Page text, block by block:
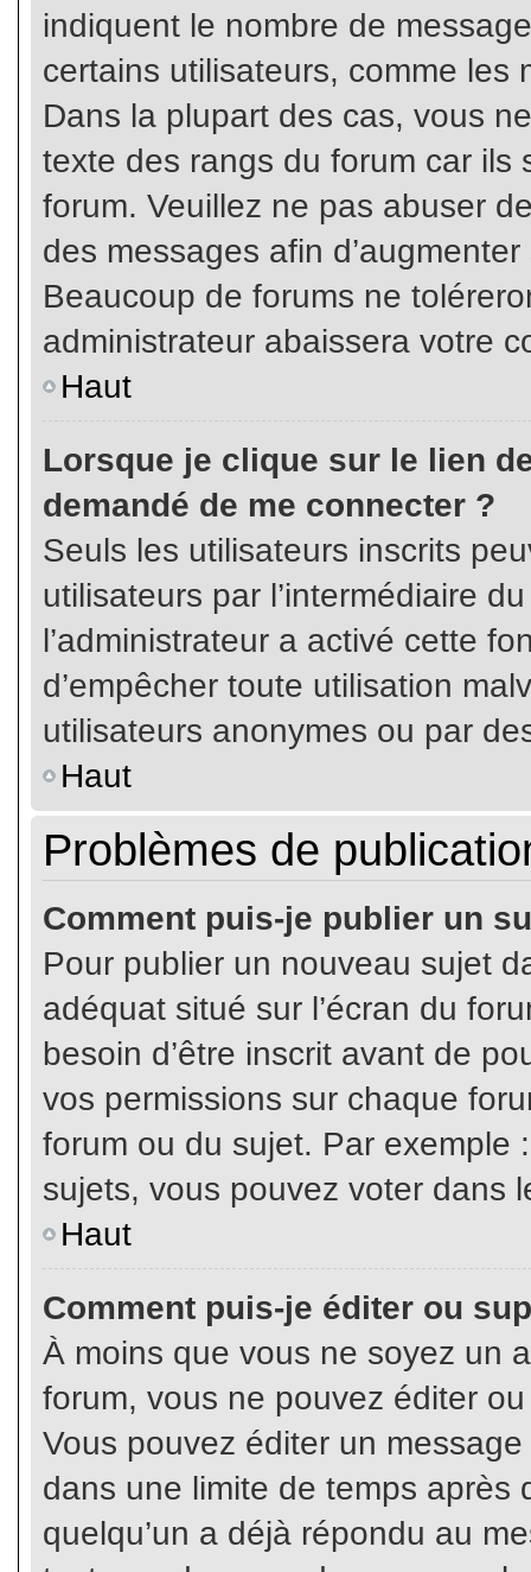
indiquent le nombre de
certains utilisateurs, comme les
Dans la plupart des cas, vous
texte des rangs du forum car ils
forum. Veuillez ne pas abuser
des messages afin
Beaucoup de forums ne
administrateur abaissera votre
Haut
Lorsque je clique sur le lien
demandé de me connecter ?
Seuls les utilisateurs inscrits
utilisateurs par l’intermédiaire
l’administrateur a activé cette
d’empêcher toute utilisation
utilisateurs anonymes ou par
Haut
Problèmes de
Comment puis-je publier un
Pour publier un nouveau sujet
adéquat situé sur l’écran du
besoin d’être inscrit avant de
vos permissions sur chaque
forum ou du sujet. Par exemple
sujets, vous pouvez voter dans
Haut
Comment puis-je éditer ou
À moins que vous ne soyez un
forum, vous ne pouvez éditer
Vous pouvez éditer un
dans une limite de temps après
quelqu’un a déjà répondu au